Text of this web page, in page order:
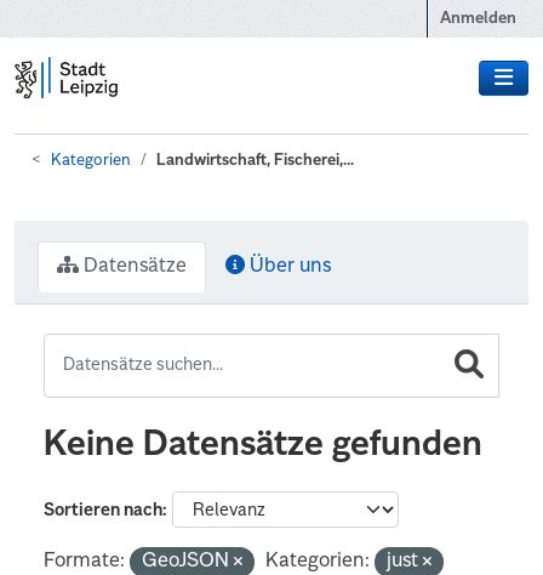
Anmelden
Kategorien Landwirtschaft, Fischerei,...
Datensätze Über uns
Keine Datensätze gefunden
Sortieren nach
Formate: GeoJSON Kategorien:
just